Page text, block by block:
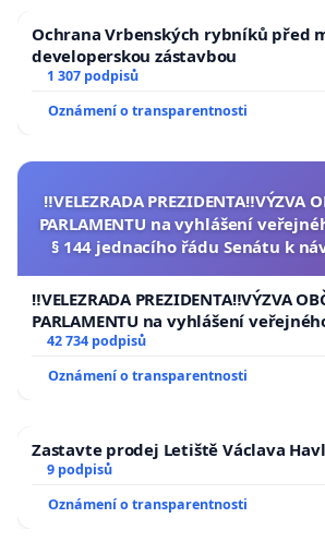
Ochrana Vrbenských rybníků před
developerskou zástavbou
1 307 podpisů
Oznámení o transparentnosti
‼️VELEZRADA PREZIDENTA‼️VÝZVA
PARLAMENTU na vyhlášení
§ 144 jednacího řádu Senátu k
republiky
‼️VELEZRADA PREZIDENTA‼️VÝZVA
PARLAMENTU na vyhlášení
144 jednacího řádu Senátu k
republiky
42 734 podpisů
Oznámení o transparentnosti
Zastavte prodej Letiště Václava
9 podpisů
Oznámení o transparentnosti